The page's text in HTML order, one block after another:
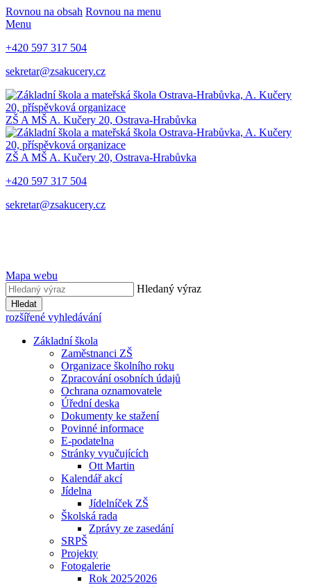
Rovnou na obsah Rovnou na menu
Menu
+420 597 317 504
sekretar@zsakucery.cz
ZŠ A MŠ A. Kučery 20, Ostrava-Hrabůvka
ZŠ A MŠ A. Kučery 20, Ostrava-Hrabůvka
+420 597 317 504
sekretar@zsakucery.cz
Mapa webu
Hledaný výraz
Hledat
rozšířené vyhledávání
Základní škola
Zaměstnanci ZŠ
Organizace školního roku
Zpracování osobních údajů
Ochrana oznamovatele
Úřední deska
Dokumenty ke stažení
Povinné informace
E-podatelna
Stránky vyučujících
Ott Martin
Kalendář akcí
Jídelna
Jídelníček ZŠ
Školská rada
Zprávy ze zasedání
SRPŠ
Projekty
Fotogalerie
Rok 2025⁄2026